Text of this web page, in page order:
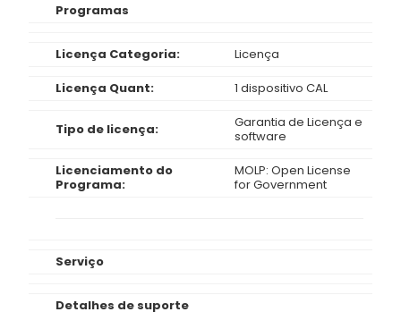
Programas
Licença Categoria:
Licença
Licença Quant:
1 dispositivo CAL
Tipo de licença:
Garantia de Licença e
software
Licenciamento do
Programa:
MOLP: Open License
for Government
Serviço
Detalhes de suporte